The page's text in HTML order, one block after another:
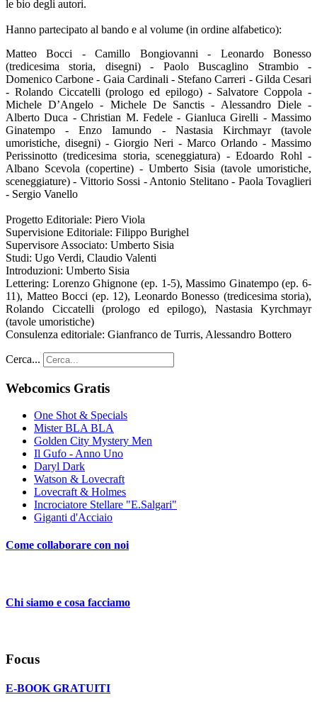
le bio degli autori.
Hanno partecipato al bando e al volume (in ordine alfabetico):
Matteo Bocci - Camillo Bongiovanni - Leonardo Bonesso
(tredicesima storia, disegni) - Paolo Buscaglino Strambio -
Domenico Carbone - Gaia Cardinali - Stefano Carreri - Gilda Cesari
- Rolando Ciccatelli (prologo ed epilogo) - Salvatore Coppola -
Michele D’Angelo - Michele De Sanctis - Alessandro Diele -
Alberto Duca - Christian M. Fedele - Gianluca Girelli - Massimo
Ginatempo - Enzo Iamundo - Nastasia Kirchmayr (tavole
umoristiche, disegni) - Giorgio Neri - Marco Orlando - Massimo
Perissinotto (tredicesima storia, sceneggiatura) - Edoardo Rohl -
Albano Scevola (copertine) - Umberto Sisia (tavole umoristiche,
sceneggiature) - Vittorio Sossi - Antonio Stelitano - Paola Tovaglieri
- Sergio Vanello
Progetto Editoriale: Piero Viola
Supervisione Editoriale: Filippo Burighel
Supervisore Associato: Umberto Sisia
Studi: Ugo Verdi, Claudio Valenti
Introduzioni: Umberto Sisia
Lettering: Lorenzo Ghignone (ep. 1-5), Massimo Ginatempo (ep. 6-
11), Matteo Bocci (ep. 12), Leonardo Bonesso (tredicesima storia),
Rolando Ciccatelli (prologo ed epilogo), Nastasia Kyrchmayr
(tavole umoristiche)
Consulenza editoriale: Gianfranco de Turris, Alessandro Bottero
Cerca...
Webcomics Gratis
One Shot & Specials
Mister BLA BLA
Golden City Mystery Men
Il Gufo - Anno Uno
Daryl Dark
Watson & Lovecraft
Lovecraft & Holmes
Incrociatore Stellare "E.Salgari"
Giganti d'Acciaio
Come collaborare con noi
Chi siamo e cosa facciamo
Focus
E-BOOK GRATUITI